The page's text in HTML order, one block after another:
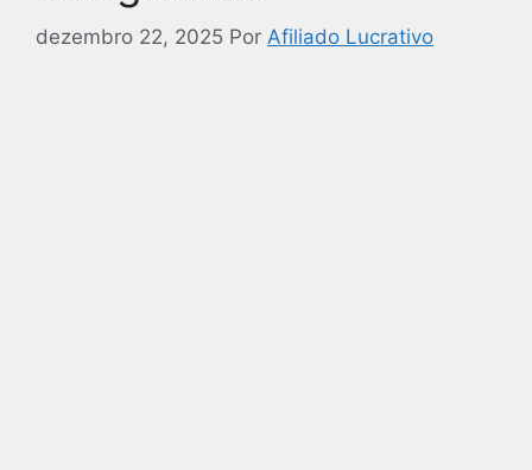
dezembro 22, 2025 Por Afiliado Lucrativo